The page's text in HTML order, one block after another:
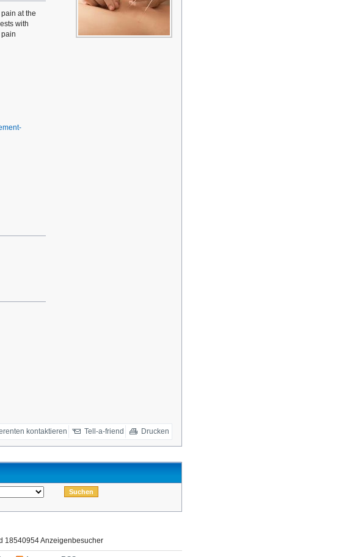
at the
with
kontaktieren Tell-a-friend Drucken
18540954 Anzeigenbesucher